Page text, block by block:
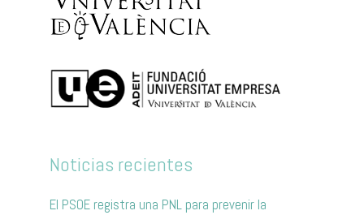
Noticias recientes
El PSOE registra una PNL para prevenir la